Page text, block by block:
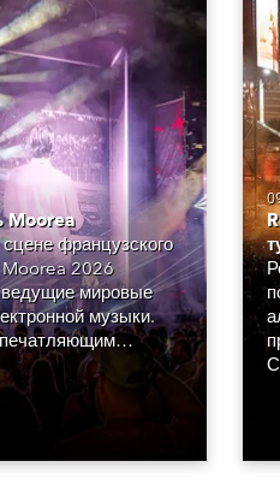
Moorea
французского
2026
мировые
музыки.
свет, разработанный
из
Robe GigaPointe.